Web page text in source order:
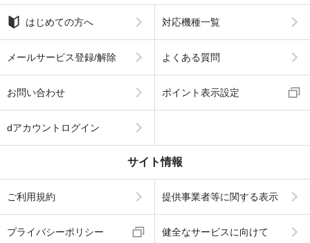
はじめての方へ 対応機種一覧
メールサービス登録/解除 よくある質問
お問い合わせ ポイント表示設定
dアカウントログイン
サイト情報
ご利用規約 提供事業者等に関する表示
プライバシーポリシー 健全なサービスに向けて